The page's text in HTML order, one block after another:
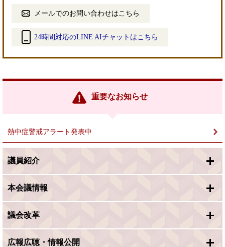
メールでのお問い合わせはこちら
24時間対応のLINE AIチャットはこちら
リ
重要なお知らせ
熱中症警戒アラート発表中
議員紹介
本会議情報
議会改革
広報広聴・情報公開